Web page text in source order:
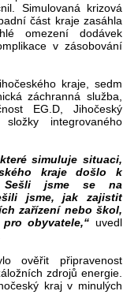
Simulovaná krizová
část kraje zasáhla
omezení dodávek
v zásobování
kraje, sedm
záchranná služba,
EG.D, Jihočeský
integrovaného
simuluje situaci,
kraje došlo k
Sešli jsme se na
jsme, jak zajistit
zařízení nebo škol,
obyvatele,“ uvedl
ověřit připravenost
zdrojů energie.
kraj v minulých